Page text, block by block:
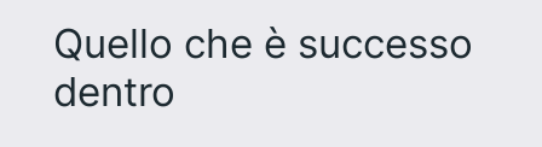
Quello che è successo
dentro